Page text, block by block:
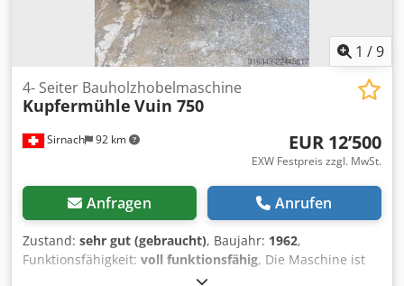
1 /9
Sirnach 92 km
4- Seiter Bauholzhobelmaschine
Kupfermühle Vuin 750
EUR 12’500
EXW Festpreis zzgl. MwSt.
Anfragen Anrufen
Zustand: sehr gut (gebraucht), Baujahr: 1962,
Funktionsfähigkeit: voll funktionsfähig, Die Maschine ist
betriebsbereit und mit verstellbaren Fasen- und